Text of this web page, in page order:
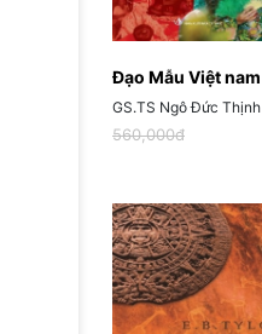
Đạo Mẫu Việt nam
GS.TS Ngô Đức Thịnh
560,000đ